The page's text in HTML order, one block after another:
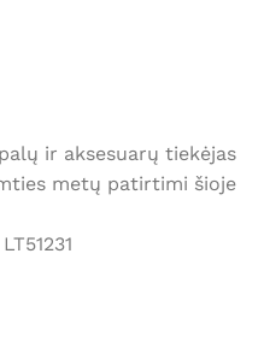
ir aksesuarų tiekėjas
metų patirtimi šioje